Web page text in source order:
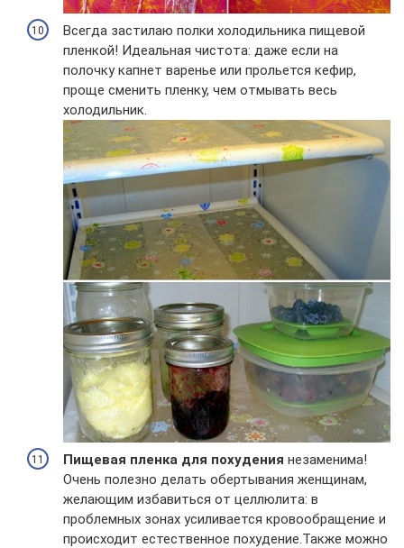
Всегда застилаю полки холодильника пищевой
пленкой! Идеальная чистота: даже если на
полочку капнет варенье или прольется кефир,
проще сменить пленку, чем отмывать весь
холодильник.
Пищевая пленка для похудения незаменима!
Очень полезно делать обертывания женщинам,
желающим избавиться от целлюлита: в
проблемных зонах усиливается кровообращение и
происходит естественное похудение.Также можно